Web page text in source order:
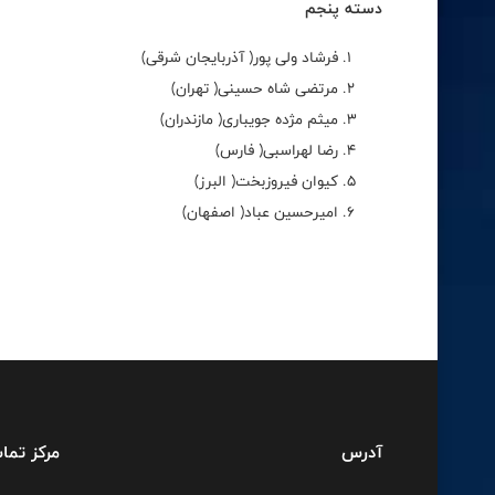
دسته پنجم
فرشاد ولی پور( آذربایجان شرقی)
مرتضی شاه حسینی( تهران)
میثم مژده جویباری( مازندران)
رضا لهراسبی( فارس)
کیوان فیروزبخت( البرز)
امیرحسین عباد( اصفهان)
آدرس مرکز